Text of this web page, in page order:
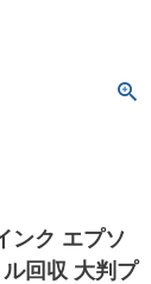
ンク エプソ
回収 大判プ